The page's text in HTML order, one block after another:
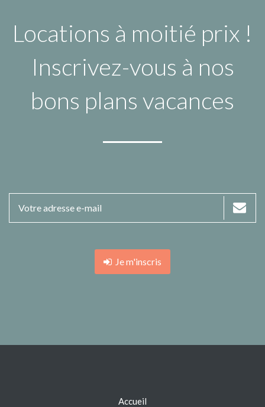
Locations à moitié prix !
Inscrivez-vous à nos
bons plans vacances
Je m'inscris
Accueil